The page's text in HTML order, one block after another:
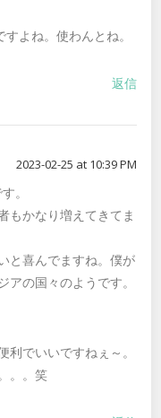
よね。使わんとね。
返信
2023-02-25 at 10:39 PM
。
もかなり増えてきてま
と喜んでますね。僕が
アの国々のようです。
利でいいですねぇ～。
。。笑